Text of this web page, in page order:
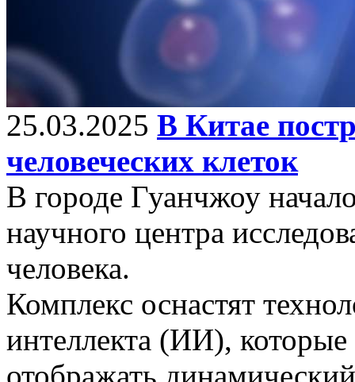
25.03.2025 В Китае
человеческих клеток
В городе Гуанчжоу
научного центра
человека.
Комплекс оснастят
интеллекта (ИИ),
отображать